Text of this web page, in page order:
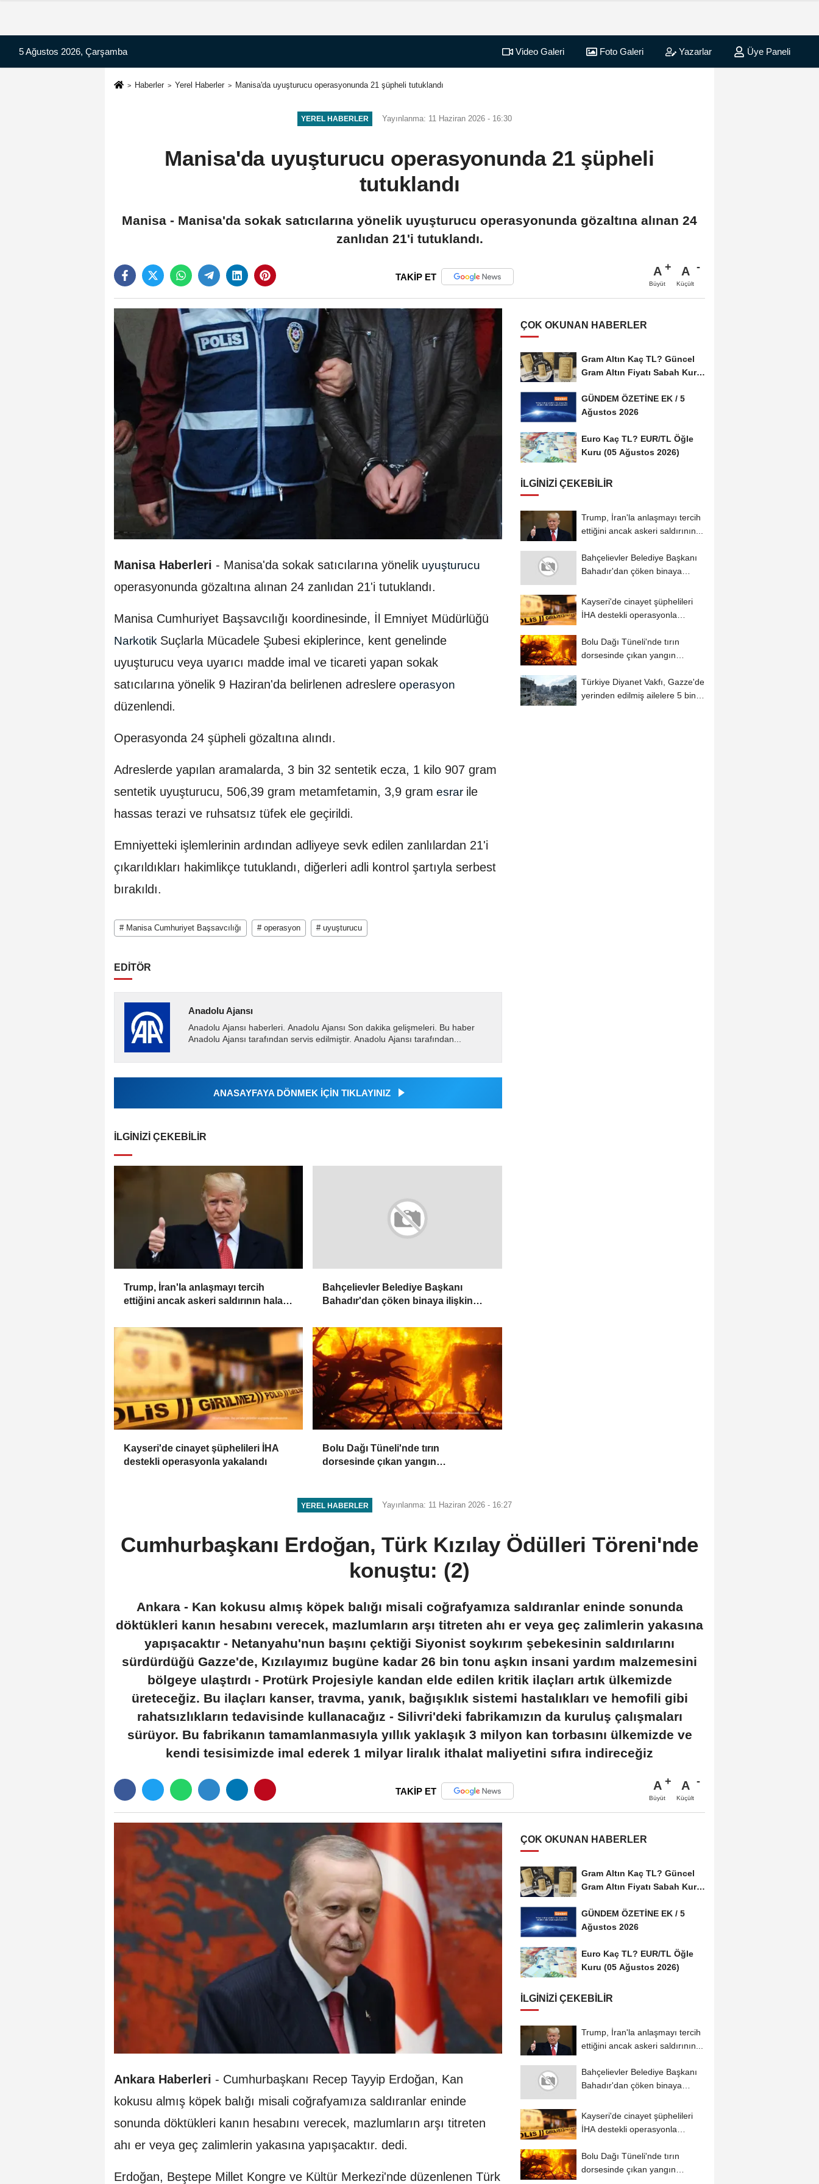
5 Ağustos 2026, Çarşamba Video Galeri Foto Galeri Yazarlar Üye Paneli
Haberler Yerel Haberler Manisa'da uyuşturucu operasyonunda 21 şüpheli tutuklandı
YEREL HABERLER Yayınlanma: 11 Haziran 2026 - 16:30
Manisa'da uyuşturucu operasyonunda 21 şüpheli
tutuklandı
Manisa - Manisa'da sokak satıcılarına yönelik uyuşturucu operasyonunda gözaltına alınan 24
zanlıdan 21'i tutuklandı.
TAKİP ET A
Büyüt
A
Küçült
Manisa Haberleri - Manisa'da sokak satıcılarına yönelik uyuşturucu
operasyonunda gözaltına alınan 24 zanlıdan 21'i tutuklandı.
Manisa Cumhuriyet Başsavcılığı koordinesinde, İl Emniyet Müdürlüğü
Narkotik Suçlarla Mücadele Şubesi ekiplerince, kent genelinde
uyuşturucu veya uyarıcı madde imal ve ticareti yapan sokak
satıcılarına yönelik 9 Haziran'da belirlenen adreslere operasyon
düzenlendi.
Operasyonda 24 şüpheli gözaltına alındı.
Adreslerde yapılan aramalarda, 3 bin 32 sentetik ecza, 1 kilo 907 gram
sentetik uyuşturucu, 506,39 gram metamfetamin, 3,9 gram esrar ile
hassas terazi ve ruhsatsız tüfek ele geçirildi.
Emniyetteki işlemlerinin ardından adliyeye sevk edilen zanlılardan 21'i
çıkarıldıkları hakimlikçe tutuklandı, diğerleri adli kontrol şartıyla serbest
bırakıldı.
# Manisa Cumhuriyet Başsavcılığı # operasyon # uyuşturucu
EDİTÖR
Anadolu Ajansı
Anadolu Ajansı haberleri. Anadolu Ajansı Son dakika gelişmeleri. Bu haber
Anadolu Ajansı tarafından servis edilmiştir. Anadolu Ajansı tarafından...
ANASAYFAYA DÖNMEK İÇİN TIKLAYINIZ
İLGINIZI ÇEKEBILIR
Trump, İran'la anlaşmayı tercih
ettiğini ancak askeri saldırının hala
Bahçelievler Belediye Başkanı
Bahadır'dan çöken binaya ilişkin
Kayseri'de cinayet şüphelileri İHA
destekli operasyonla yakalandı
Bolu Dağı Tüneli'nde tırın
dorsesinde çıkan yangın
ÇOK OKUNAN HABERLER
Gram Altın Kaç TL? Güncel
Gram Altın Fiyatı Sabah Kuru
GÜNDEM ÖZETİNE EK / 5
Ağustos 2026
Euro Kaç TL? EUR/TL Öğle
Kuru (05 Ağustos 2026)
İLGINIZI ÇEKEBILIR
Trump, İran'la anlaşmayı tercih
ettiğini ancak askeri saldırının...
Bahçelievler Belediye Başkanı
Bahadır'dan çöken binaya
Kayseri'de cinayet şüphelileri
İHA destekli operasyonla
Bolu Dağı Tüneli'nde tırın
dorsesinde çıkan yangın
Türkiye Diyanet Vakfı, Gazze'de
yerinden edilmiş ailelere 5 bin
YEREL HABERLER Yayınlanma: 11 Haziran 2026 - 16:27
Cumhurbaşkanı Erdoğan, Türk Kızılay Ödülleri Töreni'nde
konuştu: (2)
Ankara - Kan kokusu almış köpek balığı misali coğrafyamıza saldıranlar eninde sonunda
döktükleri kanın hesabını verecek, mazlumların arşı titreten ahı er veya geç zalimlerin yakasına
yapışacaktır - Netanyahu'nun başını çektiği Siyonist soykırım şebekesinin saldırılarını
sürdürdüğü Gazze'de, Kızılayımız bugüne kadar 26 bin tonu aşkın insani yardım malzemesini
bölgeye ulaştırdı - Protürk Projesiyle kandan elde edilen kritik ilaçları artık ülkemizde
üreteceğiz. Bu ilaçları kanser, travma, yanık, bağışıklık sistemi hastalıkları ve hemofili gibi
rahatsızlıkların tedavisinde kullanacağız - Silivri'deki fabrikamızın da kuruluş çalışmaları
sürüyor. Bu fabrikanın tamamlanmasıyla yıllık yaklaşık 3 milyon kan torbasını ülkemizde ve
kendi tesisimizde imal ederek 1 milyar liralık ithalat maliyetini sıfıra indireceğiz
TAKİP ET A
Büyüt
A
Küçült
Ankara Haberleri - Cumhurbaşkanı Recep Tayyip Erdoğan, Kan
kokusu almış köpek balığı misali coğrafyamıza saldıranlar eninde
sonunda döktükleri kanın hesabını verecek, mazlumların arşı titreten
ahı er veya geç zalimlerin yakasına yapışacaktır. dedi.
Erdoğan, Beştepe Millet Kongre ve Kültür Merkezi'nde düzenlenen Türk
ÇOK OKUNAN HABERLER
Gram Altın Kaç TL? Güncel
Gram Altın Fiyatı Sabah Kuru
GÜNDEM ÖZETİNE EK / 5
Ağustos 2026
Euro Kaç TL? EUR/TL Öğle
Kuru (05 Ağustos 2026)
İLGINIZI ÇEKEBILIR
Trump, İran'la anlaşmayı tercih
ettiğini ancak askeri saldırının...
Bahçelievler Belediye Başkanı
Bahadır'dan çöken binaya
Kayseri'de cinayet şüphelileri
İHA destekli operasyonla
Bolu Dağı Tüneli'nde tırın
dorsesinde çıkan yangın